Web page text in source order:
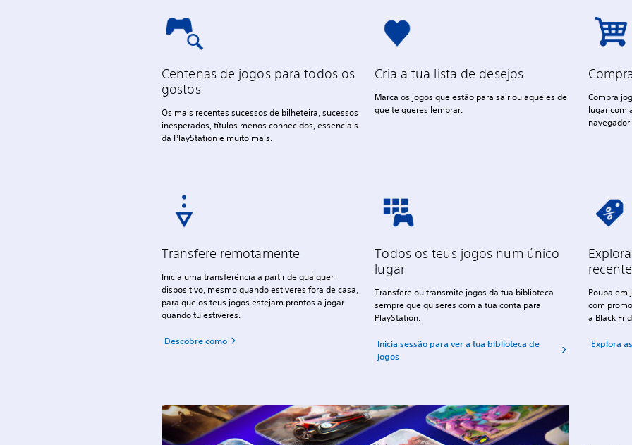
Centenas de jogos para todos os
gostos
Os mais recentes sucessos de bilheteira, sucessos
inesperados, títulos menos conhecidos, essenciais
da PlayStation e muito mais.
Cria a tua lista de desejos
Marca os jogos que estão para sair ou aqueles de
que te queres lembrar.
Compra
lugar com
Transfere remotamente
Inicia uma transferência a partir de qualquer
dispositivo, mesmo quando estiveres fora de casa,
para que os teus jogos estejam prontos a jogar
quando tu estiveres.
Descobre como
Todos os teus jogos num único
lugar
Transfere ou transmite jogos da tua biblioteca
sempre que quiseres com a tua conta para
PlayStation.
Inicia sessão para ver a tua biblioteca de
jogos
Poupa em
com
a Black
Explora